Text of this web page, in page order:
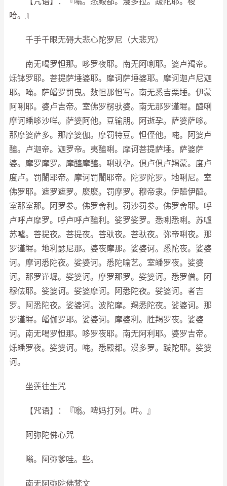
哈。』
千手千眼无碍大悲心陀罗尼（大悲咒）
南无喝罗怛那。哆罗夜耶。南无阿唎耶。婆卢羯帝。
烁钵罗耶。菩提萨埵婆耶。摩诃萨埵婆耶。摩诃迦卢尼迦
耶。唵。萨皤罗罚曳。数怛那怛写。南无悉吉栗埵。伊蒙
阿唎耶。婆卢吉帝。室佛罗楞驮婆。南无那罗谨墀。醯唎
摩诃皤哆沙咩。萨婆阿他。豆输朋。阿逝孕。萨婆萨哆。
那摩婆萨多。那摩婆伽。摩罚特豆。怛侄他。唵。阿婆卢
醯。卢迦帝。迦罗帝。夷醯唎。摩诃菩提萨埵。萨婆萨
婆。摩罗摩罗。摩醯摩醯。唎驮孕。俱卢俱卢羯蒙。度卢
度卢。罚闍耶帝。摩诃罚闍耶帝。陀罗陀罗。地唎尼。室
佛罗耶。遮罗遮罗。麽麽。罚摩罗。穆帝隶。伊醯伊醯。
室那室那。阿罗参。佛罗舍利。罚沙罚参。佛罗舍耶。呼
卢呼卢摩罗。呼卢呼卢醯利。娑罗娑罗。悉唎悉唎。苏嚧
苏嚧。菩提夜。菩提夜。菩驮夜。菩驮夜。弥帝唎夜。那
罗谨墀。地利瑟尼那。婆夜摩那。娑婆诃。悉陀夜。娑婆
诃。摩诃悉陀夜。娑婆诃。悉陀喻艺。室皤罗夜。娑婆
诃。那罗谨墀。娑婆诃。摩罗那罗。娑婆诃。悉罗僧。阿
穆佉耶。娑婆诃。娑婆摩诃。阿悉陀夜。娑婆诃。者吉
罗。阿悉陀夜。娑婆诃。波陀摩。羯悉陀夜。娑婆诃。那
罗谨墀。皤伽罗耶。娑婆诃。摩婆利。胜羯罗夜。娑婆
诃。南无喝罗怛那。哆罗夜耶。南无阿利耶。婆罗吉帝。
烁皤罗夜。娑婆诃。唵。悉殿都。漫多罗。跋陀耶。娑婆
诃。
坐莲往生咒
【咒语】：『嗡。啤妈打列。吽。』
阿弥陀佛心咒
嗡。阿弥爹哇。些。
南无阿弥陀佛梵文